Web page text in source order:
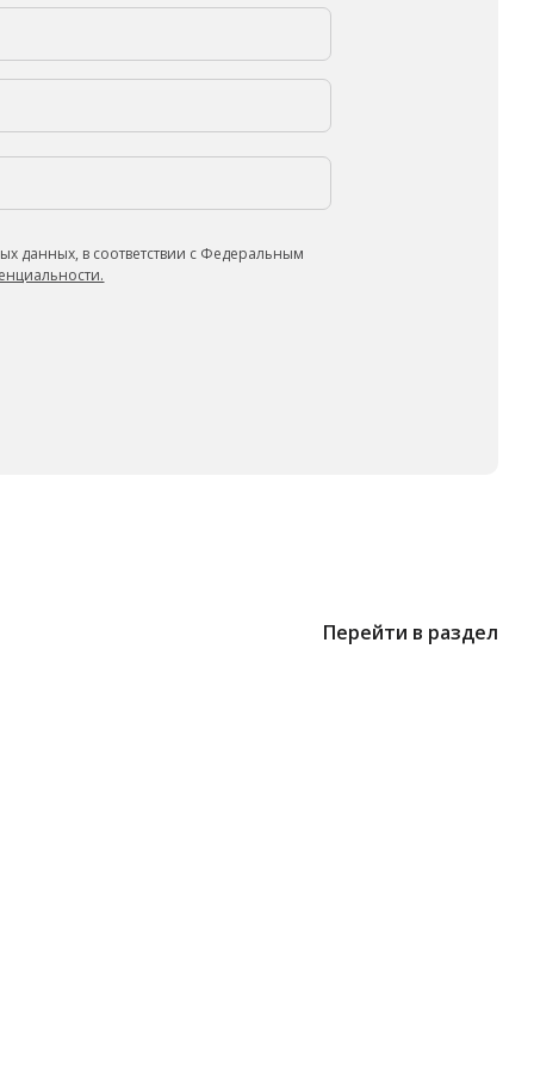
данных, в соответствии с Федеральным
Перейти в раздел